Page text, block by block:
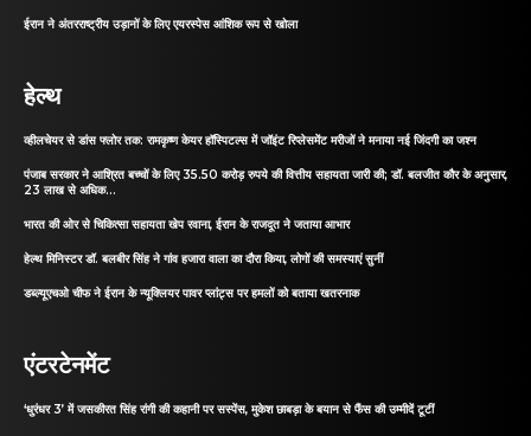
ईरान ने अंतरराष्ट्रीय उड़ानों के लिए एयरस्पेस आंशिक रूप से खोला
हेल्थ
व्हीलचेयर से डांस फ्लोर तक: रामकृष्ण केयर हॉस्पिटल्स में जॉइंट रिप्लेसमेंट मरीजों ने मनाया नई जिंदगी का जश्न
पंजाब सरकार ने आश्रित बच्चों के लिए 35.50 करोड़ रुपये की वित्तीय सहायता जारी की; डॉ. बलजीत कौर के अनुसार,
23 लाख से अधिक...
भारत की ओर से चिकित्सा सहायता खेप रवाना, ईरान के राजदूत ने जताया आभार
हेल्थ मिनिस्टर डॉ. बलबीर सिंह ने गांव हजारा वाला का दौरा किया, लोगों की समस्याएं सुनीं
डब्ल्यूएचओ चीफ ने ईरान के न्यूक्लियर पावर प्लांट्स पर हमलों को बताया खतरनाक
एंटरटेनमेंट
‘धुरंधर 3’ में जसकीरत सिंह रांगी की कहानी पर सस्पेंस, मुकेश छाबड़ा के बयान से फैंस की उम्मीदें टूटीं